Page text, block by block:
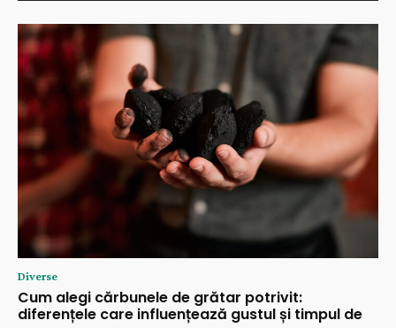
Diverse
Cum alegi cărbunele de grătar potrivit:
diferențele care influențează gustul și timpul de